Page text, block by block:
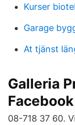
Kurser
Garage
At tjänst
Galleria
Facebook
08-718 37 60.